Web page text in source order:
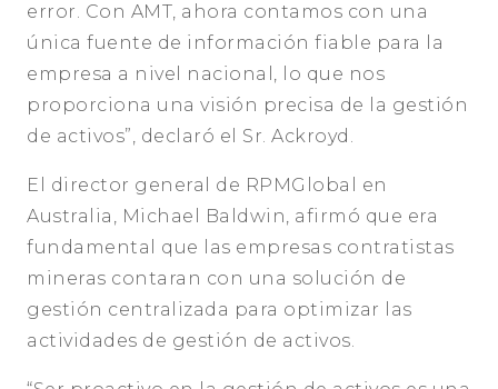
error. Con AMT, ahora contamos con una
única fuente de información fiable para la
empresa a nivel nacional, lo que nos
proporciona una visión precisa de la gestión
de activos”, declaró el Sr. Ackroyd.
El director general de RPMGlobal en
Australia, Michael Baldwin, afirmó que era
fundamental que las empresas contratistas
mineras contaran con una solución de
gestión centralizada para optimizar las
actividades de gestión de activos.